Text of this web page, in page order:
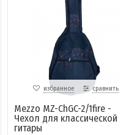
избранное сравнить
Mezzo MZ-ChGC-2/1fire -
Чехол для классической
гитары